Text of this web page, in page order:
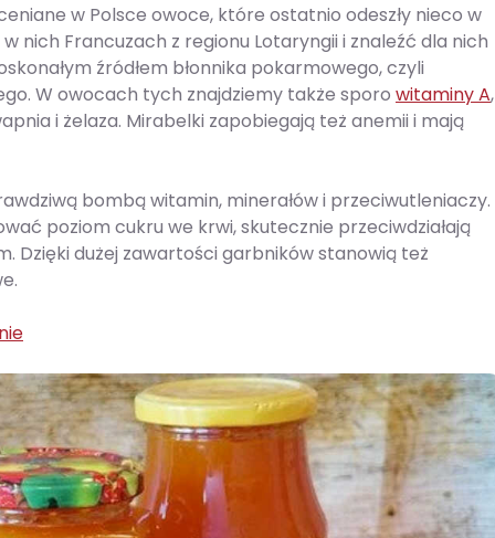
w Polsce owoce, które ostatnio odeszły nieco w
nich Francuzach z regionu Lotaryngii i znaleźć dla nich
źródłem błonnika pokarmowego, czyli
W owocach tych znajdziemy także sporo witaminy A,
i żelaza. Mirabelki zapobiegają też anemii i mają
bombą witamin, minerałów i przeciwutleniaczy.
poziom cukru we krwi, skutecznie przeciwdziałają
Dzięki dużej zawartości garbników stanowią też